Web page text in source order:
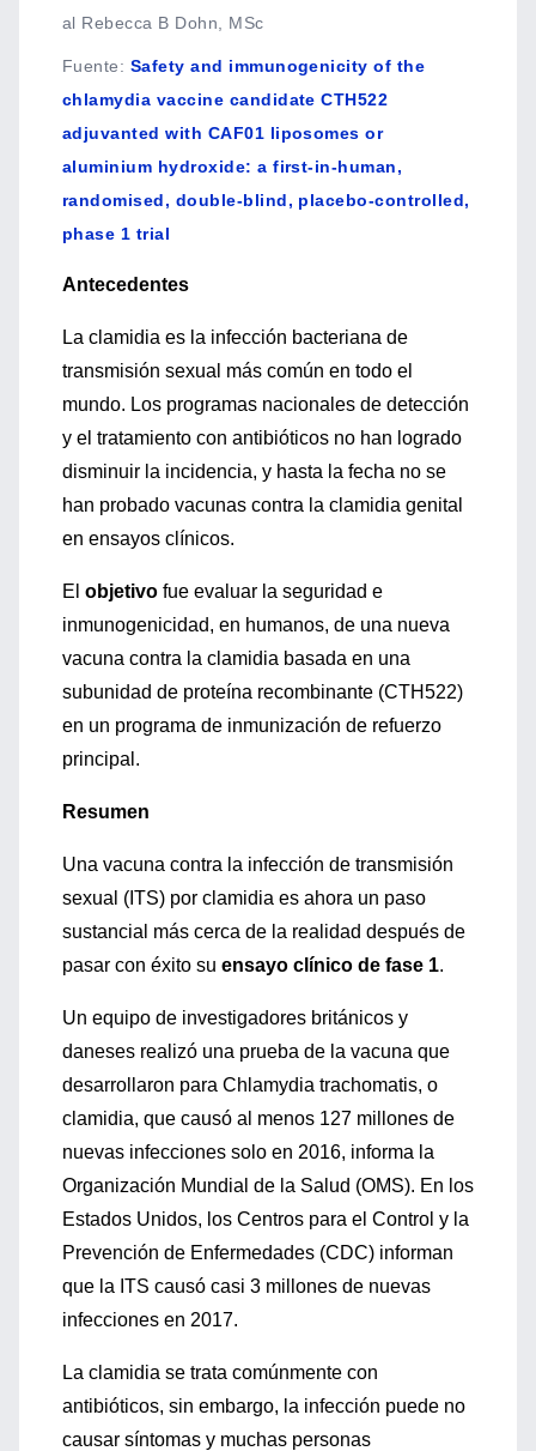
al Rebecca B Dohn, MSc
Fuente: Safety and immunogenicity of the
chlamydia vaccine candidate CTH522
adjuvanted with CAF01 liposomes or
aluminium hydroxide: a first-in-human,
randomised, double-blind, placebo-controlled,
phase 1 trial
Antecedentes
La clamidia es la infección bacteriana de
transmisión sexual más común en todo el
mundo. Los programas nacionales de detección
y el tratamiento con antibióticos no han logrado
disminuir la incidencia, y hasta la fecha no se
han probado vacunas contra la clamidia genital
en ensayos clínicos.
El objetivo fue evaluar la seguridad e
inmunogenicidad, en humanos, de una nueva
vacuna contra la clamidia basada en una
subunidad de proteína recombinante (CTH522)
en un programa de inmunización de refuerzo
principal.
Resumen
Una vacuna contra la infección de transmisión
sexual (ITS) por clamidia es ahora un paso
sustancial más cerca de la realidad después de
pasar con éxito su ensayo clínico de fase 1.
Un equipo de investigadores británicos y
daneses realizó una prueba de la vacuna que
desarrollaron para Chlamydia trachomatis, o
clamidia, que causó al menos 127 millones de
nuevas infecciones solo en 2016, informa la
Organización Mundial de la Salud (OMS). En los
Estados Unidos, los Centros para el Control y la
Prevención de Enfermedades (CDC) informan
que la ITS causó casi 3 millones de nuevas
infecciones en 2017.
La clamidia se trata comúnmente con
antibióticos, sin embargo, la infección puede no
causar síntomas y muchas personas